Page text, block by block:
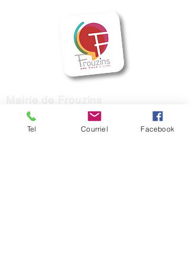
1, place de l'Hôtel de Ville - 31270
Frouzins
Tel Courriel Facebook